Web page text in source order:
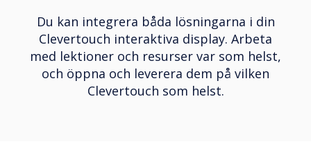
Du kan integrera båda lösningarna i din
Clevertouch interaktiva display. Arbeta
med lektioner och resurser var som helst,
och öppna och leverera dem på vilken
Clevertouch som helst.